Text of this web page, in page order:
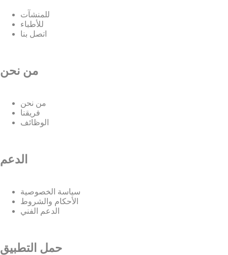
للمنشآت
للأطباء
اتصل بنا
من نحن
من نحن
فريقنا
الوظائف
الدعم
سياسة الخصوصية
الأحكام والشروط
الدعم الفني
حمل التطبيق